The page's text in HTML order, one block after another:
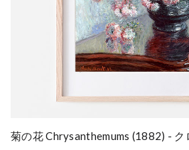
菊の花 Chrysanthemums (1882) - ク